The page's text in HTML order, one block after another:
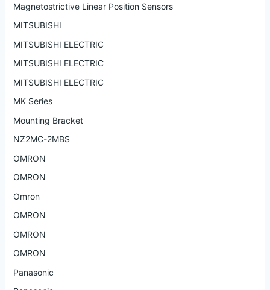
Magnetostrictive Linear Position Sensors
MITSUBISHI
MITSUBISHI ELECTRIC
MITSUBISHI ELECTRIC
MITSUBISHI ELECTRIC
MK Series
Mounting Bracket
NZ2MC-2MBS
OMRON
OMRON
Omron
OMRON
OMRON
OMRON
Panasonic